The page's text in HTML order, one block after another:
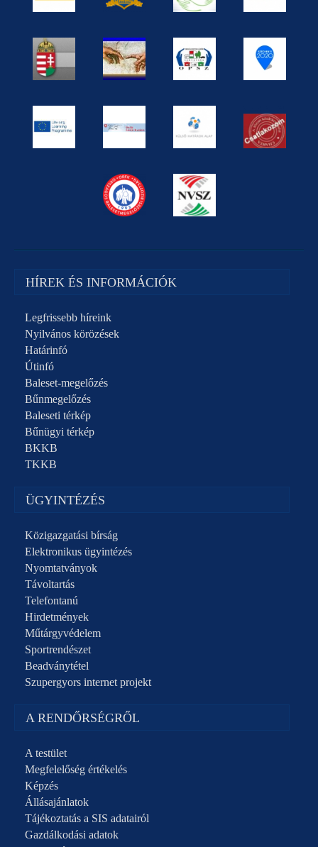
HÍREK ÉS INFORMÁCIÓK
Legfrissebb híreink
Nyilvános körözések
Határinfó
Útinfó
Baleset-megelőzés
Bűnmegelőzés
Baleseti térkép
Bűnügyi térkép
BKKB
TKKB
ÜGYINTÉZÉS
Közigazgatási bírság
Elektronikus ügyintézés
Nyomtatványok
Távoltartás
Telefontanú
Hirdetmények
Műtárgyvédelem
Sportrendészet
Beadványtétel
Szupergyors internet projekt
A RENDŐRSÉGRŐL
A testület
Megfelelőség értékelés
Képzés
Állásajánlatok
Tájékoztatás a SIS adatairól
Gazdálkodási adatok